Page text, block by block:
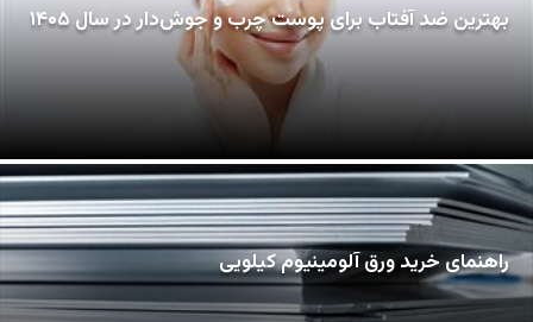
بهترین ضد آفتاب برای پوست چرب و جوش‌دار در سال ۱۴۰۵
راهنمای خرید ورق آلومینیوم کیلویی